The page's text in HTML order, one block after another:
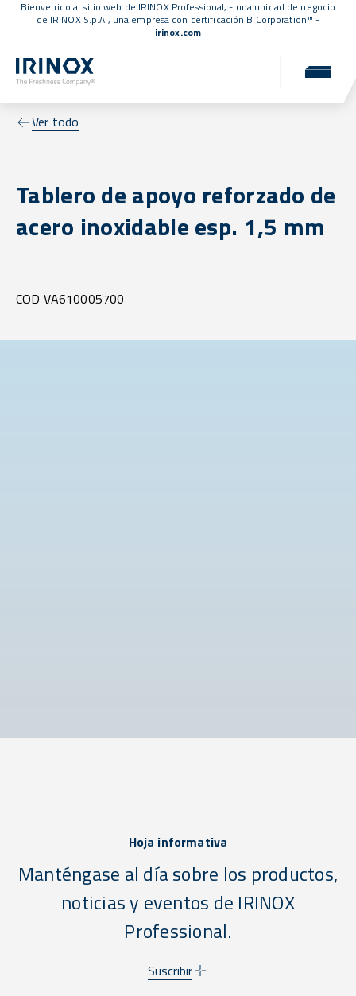
Bienvenido al sitio web de IRINOX Professional, - una unidad de negocio
de IRINOX S.p.A., una empresa con certificación B Corporation™ -
irinox.com
Ver todo
Tablero de apoyo reforzado de
acero inoxidable esp. 1,5 mm
COD VA610005700
Hoja informativa
Manténgase al día sobre los productos,
noticias y eventos de IRINOX
Professional.
Suscribir